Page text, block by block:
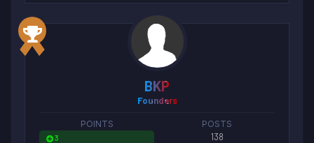
BKP
Founders
POINTS
3
POSTS
138